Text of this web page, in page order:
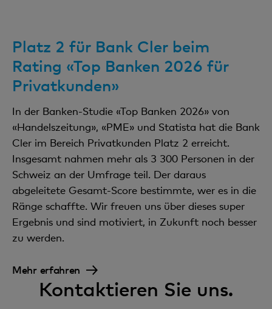
Platz 2 für Bank Cler beim
Rating «Top Banken 2026 für
Privatkunden»
In der Banken-Studie «Top Banken 2026» von
«Handelszeitung», «PME» und Statista hat die Bank
Cler im Bereich Privatkunden Platz 2 erreicht.
Insgesamt nahmen mehr als 3 300 Personen in der
Schweiz an der Umfrage teil. Der daraus
abgeleitete Gesamt-Score bestimmte, wer es in die
Ränge schaffte. Wir freuen uns über dieses super
Ergebnis und sind motiviert, in Zukunft noch besser
zu werden.
Mehr erfahren
Kontaktieren Sie uns.